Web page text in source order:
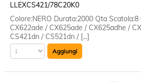
LLEXCS421/78C20K0
Colore:NERO Durata:2000 Qta
CX622ade / CX625ade / CX625adhe /
CS421dn / CS521dn / [...]